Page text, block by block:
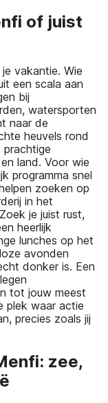
of juist
vakantie. Wie
een scala aan
bij
watersporten
naar de
heuvels rond
land. Voor wie
programma snel
zoeken op
in het
je juist rust,
heerlijk
lunches op het
avonden
donker is. Een
tot jouw meest
plek waar actie
precies zoals jij
zee,